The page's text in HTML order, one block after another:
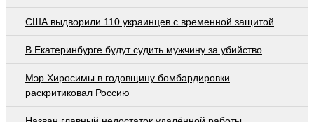
США выдворили 110 украинцев с временной защитой
В Екатеринбурге будут судить мужчину за убийство
Мэр Хиросимы в годовщину бомбардировки
раскритиковал Россию